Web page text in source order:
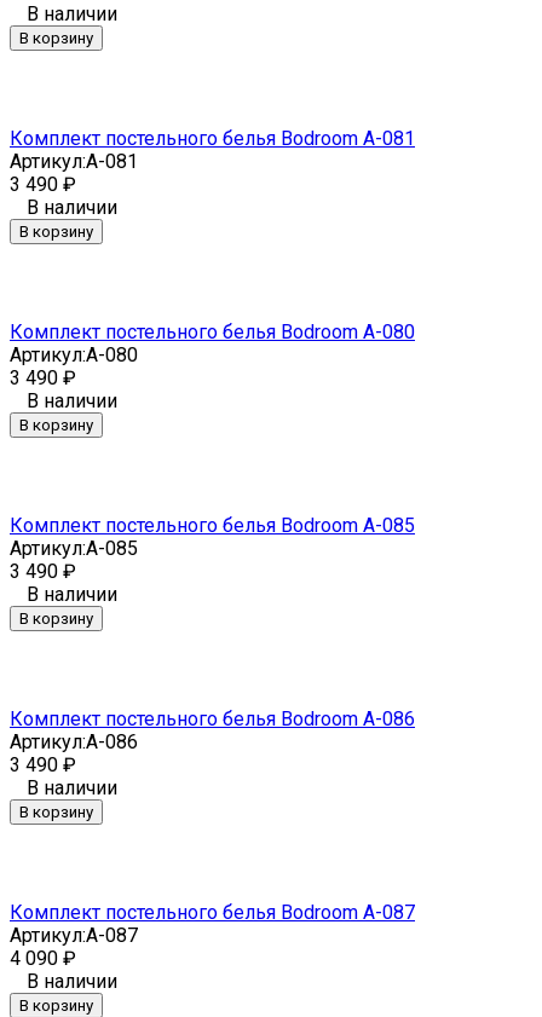
В наличии
В корзину
Комплект постельного белья Bodroom A-081
Артикул:A-081
3 490 ₽
В наличии
В корзину
Комплект постельного белья Bodroom A-080
Артикул:A-080
3 490 ₽
В наличии
В корзину
Комплект постельного белья Bodroom A-085
Артикул:A-085
3 490 ₽
В наличии
В корзину
Комплект постельного белья Bodroom A-086
Артикул:A-086
3 490 ₽
В наличии
В корзину
Комплект постельного белья Bodroom A-087
Артикул:A-087
4 090 ₽
В наличии
В корзину